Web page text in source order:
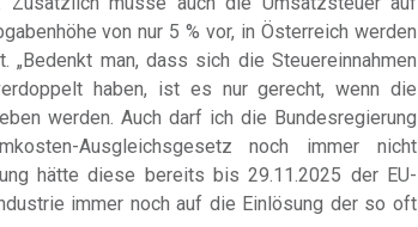
von nur 5 % vor, in Österreich werden
„Bedenkt man, dass sich die Steuereinnahmen
haben, ist es nur gerecht, wenn die
werden. Auch darf ich die Bundesregierung
Ausgleichsgesetz noch immer nicht
hätte diese bereits bis 29.11.2025 der EU-
immer noch auf die Einlösung der so oft